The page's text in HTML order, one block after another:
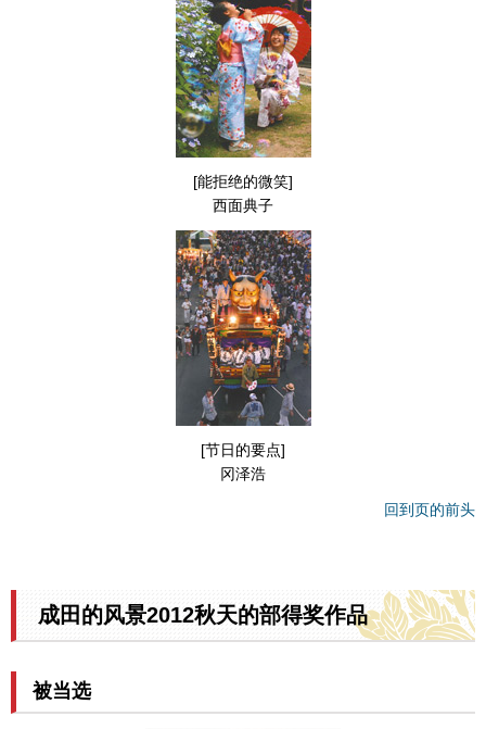
[能拒绝的微笑]
西面典子
[节日的要点]
冈泽浩
回到页的前头
成田的风景2012秋天的部得奖作品
被当选